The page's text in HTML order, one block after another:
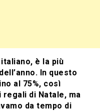
è la più
In questo
al 75%, così
di Natale, ma
da tempo di